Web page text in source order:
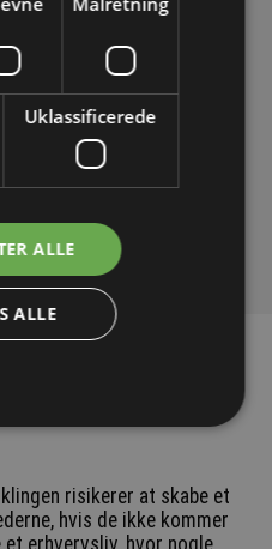
siger Mads Borch
risikerer at skabe et
hvis de ikke kommer
et erhvervsliv, hvor nogle
Uklassificerede
ALLE
ALLE